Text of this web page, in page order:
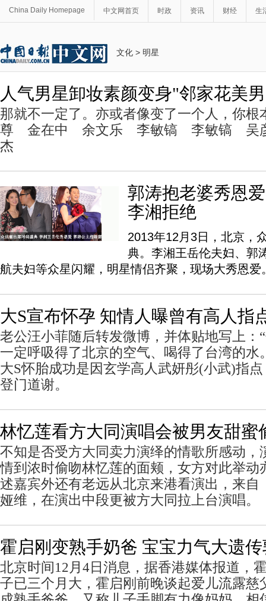
China Daily Homepage 中文网首页 时政 资讯 财经 生
文化 > 明星
人气男星卸妆素颜变身"邻家花美
那就不一定了。亦或者像变了一个人，你根
尊 金在中 余文乐 李敏镐 李敏镐 吴
杰
郭涛抱老婆秀恩
李湘拒绝
2013年12月3日，北京，
典。李湘王岳伦夫妇、郭
航夫妇等众星闪耀，明星情侣齐聚，现场大秀恩爱
大S宣布怀孕 知情人曝曾有高人指
老公汪小菲随后转发微博，并体贴地写上：
一定呼吸得了北京的空气、喝得了台湾的水
大S怀胎成功是因玄学高人武妍彤(小武)指
登门道谢。
林忆莲看方大同演唱会被男友甜蜜
不知是否受方大同卖力演绎的情歌所感动，
情到浓时偷吻林忆莲的面颊，女方对此举动
述嘉宾外还有老远从北京来港看演出，来自
娅维，在演出中段更被方大同拉上台演唱。
霍启刚变熟手奶爸 宝宝力气大遗
北京时间12月4日消息，据香港媒体报道，
子已三个月大，霍启刚前晚谈起爱儿流露慈